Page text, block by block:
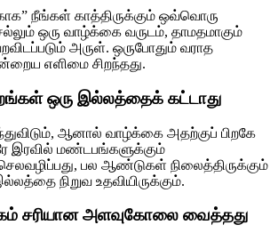
நீங்கள் காத்திருக்கும் ஒவ்வொரு
ஒரு வாழ்க்கை வருடம், தாமதமாகும்
அருள். ஒருபோதும் வராத
எளிமை சிறந்தது.
ஒரு இல்லத்தைக் கட்டாது
ஆனால் வாழ்க்கை அதற்குப் பிறகே
இரவில் மண்டபங்களுக்கும்
பல ஆண்டுகள் நிலைத்திருக்கும்
நிறுவ உதவியிருக்கும்.
சரியான அளவுகோலை வைத்தது